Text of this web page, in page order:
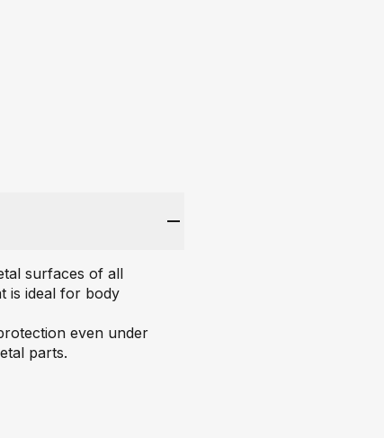
surfaces of all
is ideal for body
even under
parts.